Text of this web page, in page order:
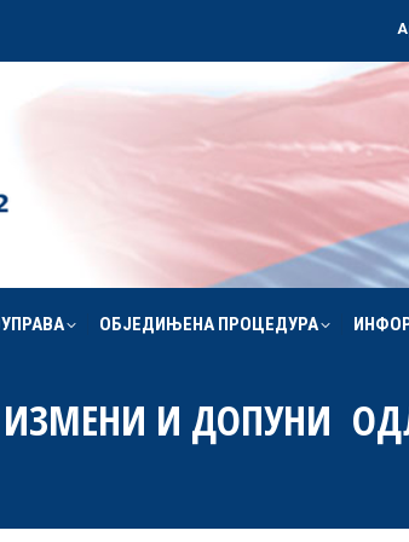
ОБЈЕДИЊЕНА ПРОЦЕДУРА
ИЗМЕНИ И ДОПУНИ